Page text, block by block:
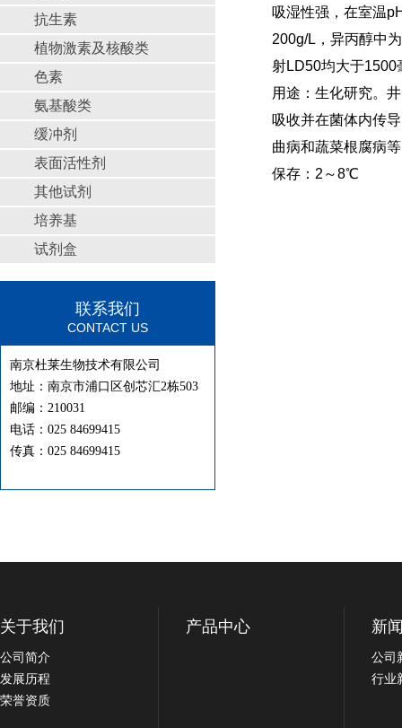
抗生素
植物激素及核酸类
色素
氨基酸类
缓冲剂
表面活性剂
其他试剂
培养基
试剂盒
联系我们
CONTACT US
南京杜莱生物技术有限公司
地址：南京市浦口区创芯汇2栋503
邮编：210031
电话：025 84699415
传真：025 84699415
吸湿性强，在室温
200g/L，异丙醇中
射LD50均大于1500
用途：生化研究。
吸收并在菌体内传
曲病和蔬菜根腐病
保存：2～8℃
关于我们
公司简介
发展历程
荣誉资质
产品中心 新
公司
行业